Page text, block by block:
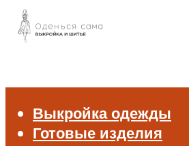
Выкройка одежды
Готовые изделия